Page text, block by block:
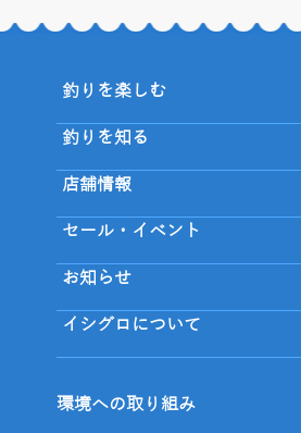
釣りを楽しむ
釣りを知る
店舗情報
セール・イベント
お知らせ
イシグロについて
環境への取り組み